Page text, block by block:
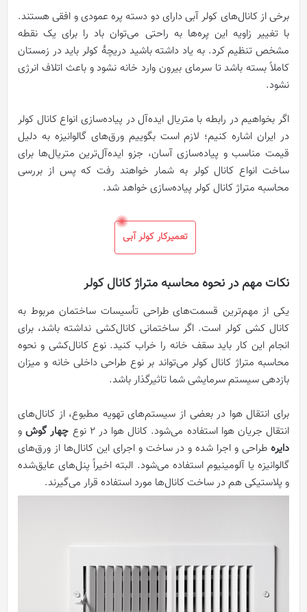
برخی از کانال‌های کولر آبی دارای دو دسته پره عمودی و افقی هستند.
با تغییر زاویه این پره‌ها به راحتی می‌توان باد را برای یک نقطه
مشخص تنظیم کرد. به یاد داشته باشید دریچۀ کولر باید در زمستان
کاملاً بسته باشد تا سرمای بیرون وارد خانه نشود و باعث اتلاف انرژی
نشود.
اگر بخواهیم در رابطه با متریال ایده‌آل در پیاده‌سازی انواع کانال کولر
در ایران اشاره کنیم؛ لازم است بگوییم ورق‌های گالوانیزه به دلیل
قیمت مناسب و پیاده‌سازی آسان، جزو ایده‌آل‌ترین متریال‌ها برای
ساخت انواع کانال کولر به شمار خواهند رفت که پس از بررسی
محاسبه متراژ کانال کولر پیاده‌سازی خواهد شد.
تعمیرکار کولر آبی
نکات مهم در نحوه محاسبه متراژ کانال کولر
یکی از مهم‌ترین قسمت‌های طراحی تأسیسات ساختمان مربوط به
کانال کشی کولر است. اگر ساختمانی کانال‌کشی نداشته باشد، برای
انجام این کار باید سقف خانه را خراب کنید. نوع کانال‌کشی و نحوه
محاسبه متراژ کانال کولر می‌تواند بر نوع طراحی داخلی خانه و میزان
بازدهی سیستم سرمایشی شما تاثیرگذار باشد.
برای انتقال هوا در بعضی از سیستم‌های تهویه مطبوع، از کانال‌های
انتقال جریان هوا استفاده می‌شود. کانال هوا در 2 نوع
چهار گوشو
دایره طراحی و اجرا شده و در ساخت و اجرای این کانال‌ها از ورق‌های
گالوانیزه یا آلومینیوم استفاده می‌شود. البته اخیراً پنل‌های عایق‌شده
و پلاستیکی هم در ساخت کانال‌ها مورد استفاده قرار می‌گیرند.